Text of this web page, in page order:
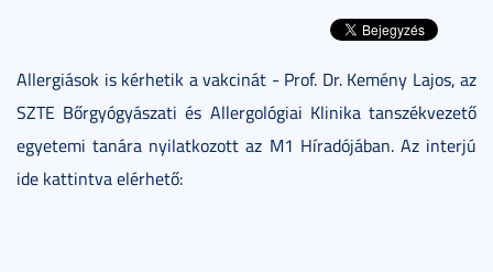
Allergiások is kérhetik a vakcinát - Prof. Dr. Kemény Lajos, az
SZTE Bőrgyógyászati és Allergológiai Klinika tanszékvezető
egyetemi tanára nyilatkozott az M1 Híradójában. Az interjú
ide kattintva elérhető: